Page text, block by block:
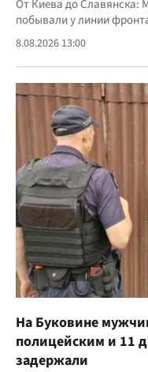
От Киева до Славянска:
побывали у линии
8.08.2026 13:00
На Буковине
полицейским и 11
задержали